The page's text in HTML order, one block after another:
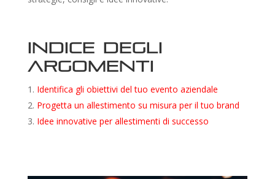
Indice degli
argomenti
Identifica gli obiettivi del tuo evento aziendale
Progetta un allestimento su misura per il tuo brand
Idee innovative per allestimenti di successo